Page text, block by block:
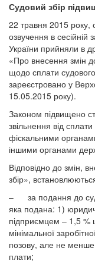
Судовий збір
22 травня 2015 року,
озвучення в сесійній
України прийняли в
«Про внесення змін
щодо сплати
зареєстровано у
15.05.2015 року).
Законом підвищено
звільнення від
фіскальними
іншими органами
Відповідно до змін,
збір»,
– за подання до
яка подана: 1)
підприємцем – 1,5 %
мінімальної
позову, але не менше
плати;